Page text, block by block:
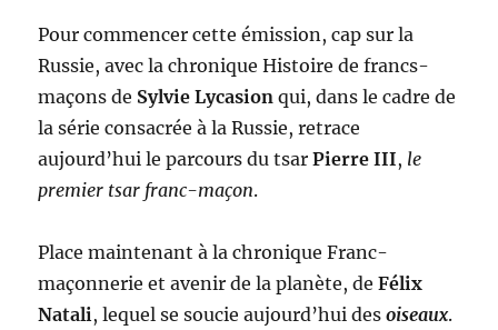
Pour commencer cette émission, cap sur la
Russie, avec la chronique Histoire de francs-
maçons de Sylvie Lycasion qui, dans le cadre de
la série consacrée à la Russie, retrace
aujourd’hui le parcours du tsarPierre III, le
premier tsar franc-maçon.
Place maintenant à la chronique Franc-
maçonnerie et avenir de la planète, deFélix
Natali, lequel se soucie aujourd’hui desoiseaux.